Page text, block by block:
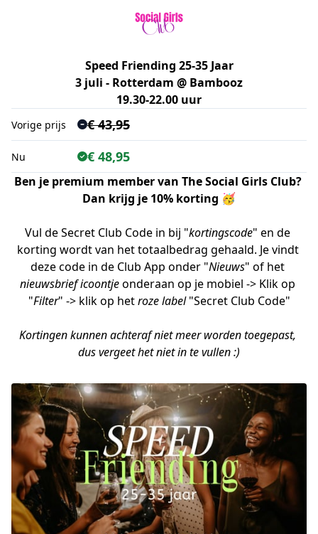
Speed Friending 25-35 Jaar
3 juli - Rotterdam @ Bambooz
19.30-22.00 uur
Vorige prijs € 43,95
Nu € 48,95
Ben je premium member van The Social Girls Club?
Dan krijg je 10% korting 🥳
Vul de Secret Club Code in bij "kortingscode" en de
korting wordt van het totaalbedrag gehaald. Je vindt
deze code in de Club App onder "Nieuws
nieuwsbrief icoontje onderaan op je mobiel -> Klik op
"Filter" -> klik op het roze label "Secret Club Code"
Kortingen kunnen achteraf niet meer worden toegepast,
dus vergeet het niet in te vullen :)